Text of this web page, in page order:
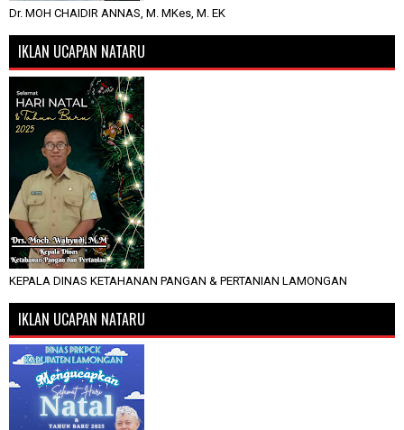
Dr. MOH CHAIDIR ANNAS, M. MKes, M. EK
IKLAN UCAPAN NATARU
KEPALA DINAS KETAHANAN PANGAN & PERTANIAN LAMONGAN
IKLAN UCAPAN NATARU